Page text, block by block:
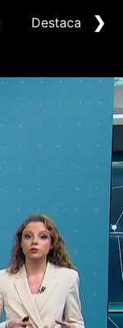
Destacat ❯